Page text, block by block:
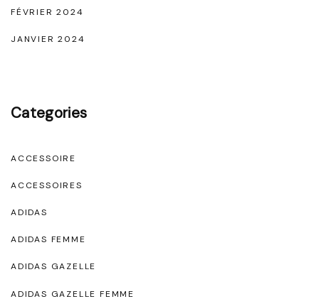
FÉVRIER 2024
JANVIER 2024
Categories
ACCESSOIRE
ACCESSOIRES
ADIDAS
ADIDAS FEMME
ADIDAS GAZELLE
ADIDAS GAZELLE FEMME